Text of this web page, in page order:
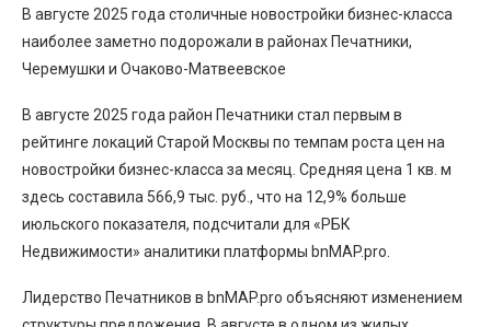
В августе 2025 года столичные новостройки бизнес-класса
наиболее заметно подорожали в районах Печатники,
Черемушки и Очаково-Матвеевское
В августе 2025 года район Печатники стал первым в
рейтинге локаций Старой Москвы по темпам роста цен на
новостройки бизнес-класса за месяц. Средняя цена 1 кв. м
здесь составила 566,9 тыс. руб., что на 12,9% больше
июльского показателя, подсчитали для «РБК
Недвижимости» аналитики платформы bnMAP.pro.
Лидерство Печатников в bnMAP.pro объясняют изменением